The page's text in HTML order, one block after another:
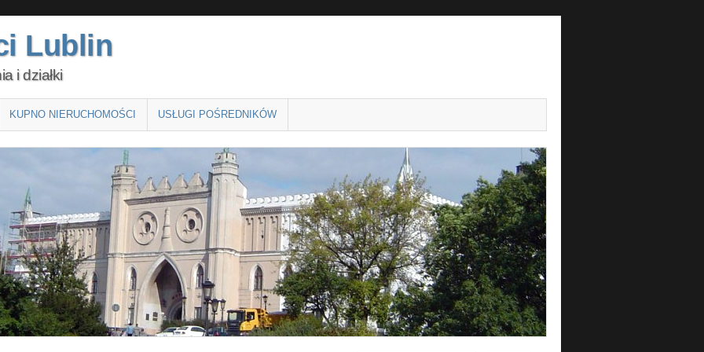
Lublin
i działki
KUPNO NIERUCHOMOŚCI USŁUGI POŚREDNIKÓW